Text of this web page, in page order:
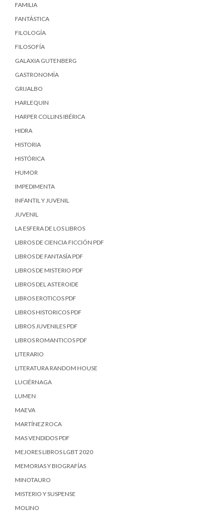
FAMILIA
FANTÁSTICA
FILOLOGÍA
FILOSOFÍA
GALAXIA GUTENBERG
GASTRONOMÍA
GRIJALBO
HARLEQUIN
HARPER COLLINS IBÉRICA
HIDRA
HISTORIA
HISTÓRICA
HUMOR
IMPEDIMENTA
INFANTIL Y JUVENIL
JUVENIL
LA ESFERA DE LOS LIBROS
LIBROS DE CIENCIA FICCIÓN PDF
LIBROS DE FANTASÍA PDF
LIBROS DE MISTERIO PDF
LIBROS DEL ASTEROIDE
LIBROS EROTICOS PDF
LIBROS HISTORICOS PDF
LIBROS JUVENILES PDF
LIBROS ROMANTICOS PDF
LITERARIO
LITERATURA RANDOM HOUSE
LUCIÉRNAGA
LUMEN
MAEVA
MARTÍNEZ ROCA
MAS VENDIDOS PDF
MEJORES LIBROS LGBT 2020
MEMORIAS Y BIOGRAFÍAS
MINOTAURO
MISTERIO Y SUSPENSE
MOLINO